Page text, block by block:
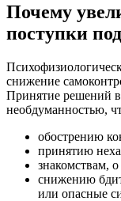
Почему
поступки
снижение
Принятие решений в
необдуманностью,
обострению
принятию
знакомствам,
снижению
или опасные